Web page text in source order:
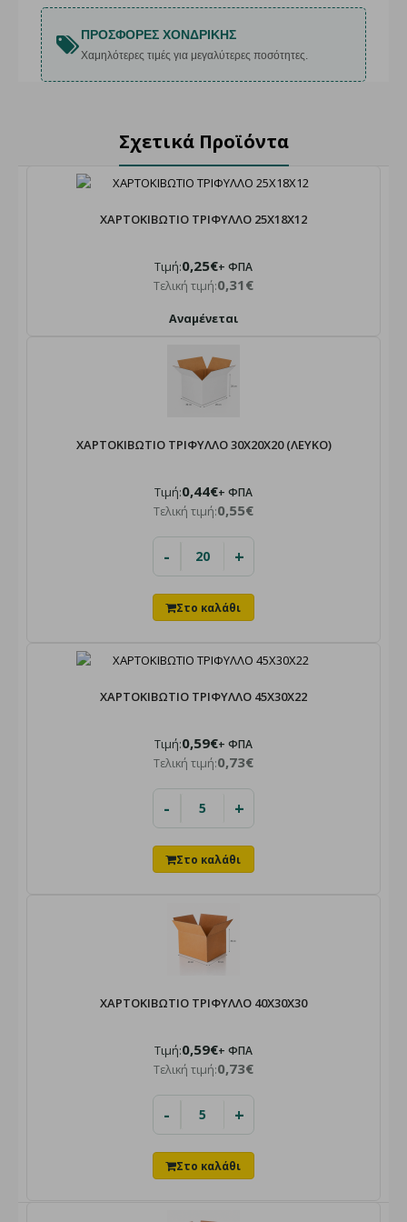
ΠΡΟΣΦΟΡΈΣ ΧΟΝΔΡΙΚΉΣ
Χαμηλότερες τιμές για μεγαλύτερες ποσότητες.
Σχετικά Προϊόντα
ΧΑΡΤΟΚΙΒΩΤΙΟ ΤΡΙΦΥΛΛΟ 25X18X12
Τιμή:0,25€+ ΦΠΑ
Τελική τιμή:0,31€
Αναμένεται
ΧΑΡΤΟΚΙΒΩΤΙΟ ΤΡΙΦΥΛΛΟ 30X20X20 (ΛΕΥΚΟ)
Τιμή:0,44€+ ΦΠΑ
Τελική τιμή:0,55€
- +
ΧΑΡΤΟΚΙΒΩΤΙΟ ΤΡΙΦΥΛΛΟ 45X30X22
Τιμή:0,59€+ ΦΠΑ
Τελική τιμή:0,73€
- +
ΧΑΡΤΟΚΙΒΩΤΙΟ ΤΡΙΦΥΛΛΟ 40X30X30
Τιμή:0,59€+ ΦΠΑ
Τελική τιμή:0,73€
- +